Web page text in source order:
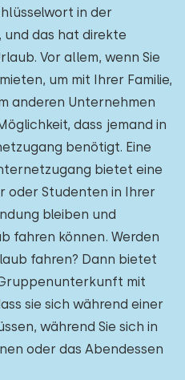
in der
das hat direkte
Vor allem, wenn Sie
um mit Ihrer Familie,
anderen Unternehmen
dass jemand in
benötigt. Eine
bietet eine
oder Studenten in Ihrer
bleiben und
fahren können. Werden
fahren? Dann bietet
mit
sie sich während einer
während Sie sich in
oder das Abendessen